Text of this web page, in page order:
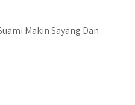
Makin Sayang Dan